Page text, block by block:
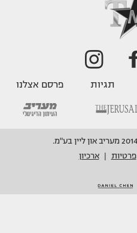
תגיות פרסם אצלנו
פרטיות ארכיון